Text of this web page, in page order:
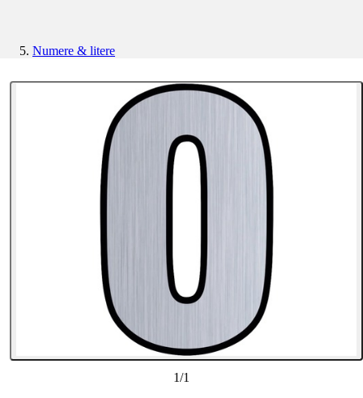
Numere & litere
1/1